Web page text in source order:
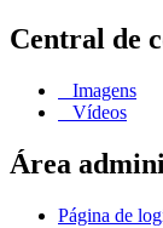
Central de
Imagens
Vídeos
Área
Página de